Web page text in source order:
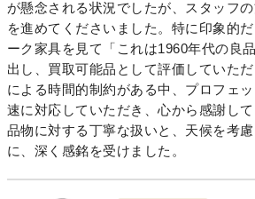
が懸念される状況でしたが、スタッフ
を進めてくださいました。特に印象的
ーク家具を見て「これは1960年代の良
出し、買取可能品として評価していた
による時間的制約がある中、プロフェ
速に対応していただき、心から感謝し
品物に対する丁寧な扱いと、天候を考
に、深く感銘を受けました。